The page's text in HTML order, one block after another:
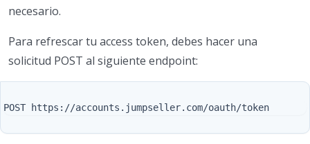
necesario.
Para refrescar tu access token, debes hacer una
solicitud POST al siguiente endpoint: